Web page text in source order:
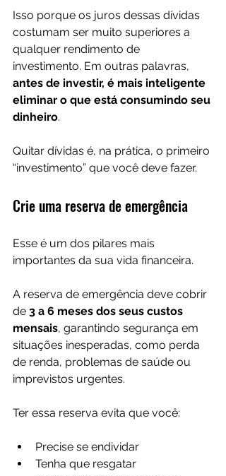
Isso porque os juros dessas dívidas
costumam ser muito superiores a
qualquer rendimento de
investimento. Em outras palavras,
antes de investir, é mais inteligente
eliminar o que está consumindo seu
dinheiro.
Quitar dívidas é, na prática, o primeiro
“investimento” que você deve fazer.
Crie uma reserva de emergência
Esse é um dos pilares mais
importantes da sua vida financeira.
A reserva de emergência deve cobrir
de 3 a 6 meses dos seus custos
mensais, garantindo segurança em
situações inesperadas, como perda
de renda, problemas de saúde ou
imprevistos urgentes.
Ter essa reserva evita que você:
Precise se endividar
Tenha que resgatar